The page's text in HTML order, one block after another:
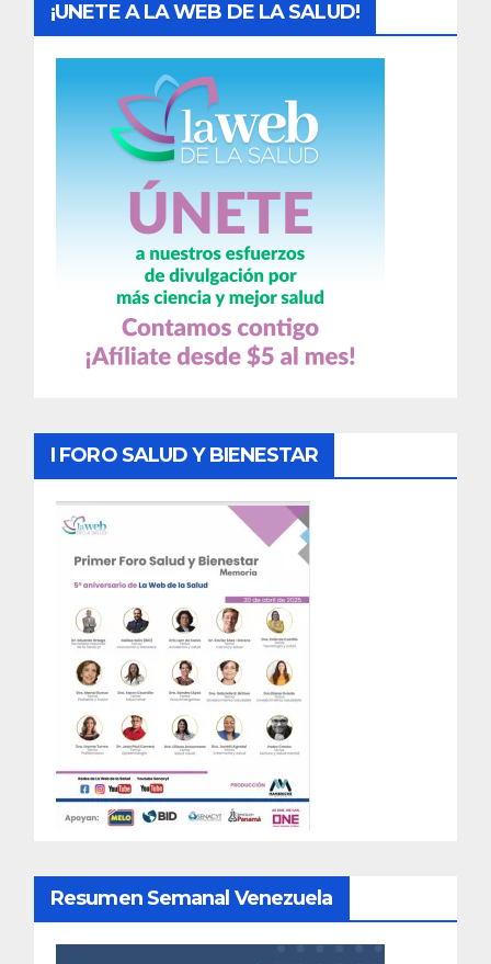
¡UNETE A LA WEB DE LA SALUD!
I FORO SALUD Y BIENESTAR
Resumen Semanal Venezuela